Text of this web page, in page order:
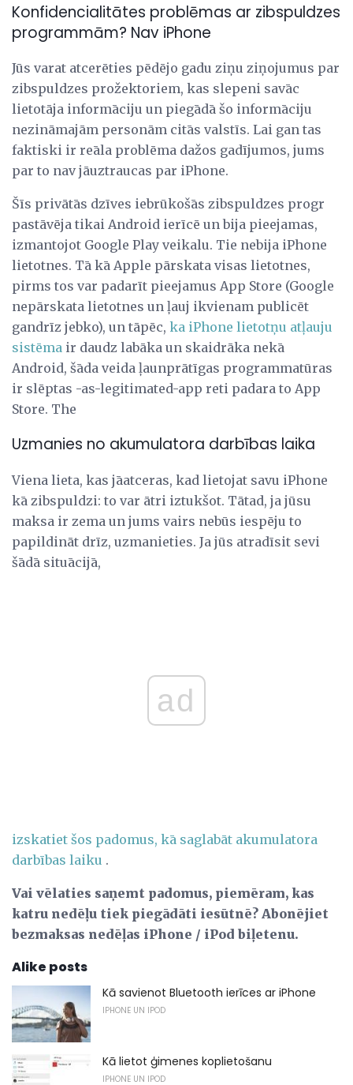
Konfidencialitātes problēmas ar zibspuldzes
programmām? Nav iPhone
Jūs varat atcerēties pēdējo gadu ziņu ziņojumus par
zibspuldzes prožektoriem, kas slepeni savāc
lietotāja informāciju un piegādā šo informāciju
nezināmajām personām citās valstīs. Lai gan tas
faktiski ir reāla problēma dažos gadījumos, jums
par to nav jāuztraucas par iPhone.
Šīs privātās dzīves iebrūkošās zibspuldzes progr
pastāvēja tikai Android ierīcē un bija pieejamas,
izmantojot Google Play veikalu. Tie nebija iPhone
lietotnes. Tā kā Apple pārskata visas lietotnes,
pirms tos var padarīt pieejamus App Store (Google
nepārskata lietotnes un ļauj ikvienam publicēt
gandrīz jebko), un tāpēc, ka iPhone lietotņu atļauju
sistēma ir daudz labāka un skaidrāka nekā
Android, šāda veida ļaunprātīgas programmatūras
ir slēptas -as-legitimated-app reti padara to App
Store. The
Uzmanies no akumulatora darbības laika
Viena lieta, kas jāatceras, kad lietojat savu iPhone
kā zibspuldzi: to var ātri iztukšot. Tātad, ja jūsu
maksa ir zema un jums vairs nebūs iespēju to
papildināt drīz, uzmanieties. Ja jūs atradīsit sevi
šādā situācijā,
ad
izskatiet šos padomus, kā saglabāt akumulatora
darbības laiku .
Vai vēlaties saņemt padomus, piemēram, kas
katru nedēļu tiek piegādāti iesūtnē? Abonējiet
bezmaksas nedēļas iPhone / iPod biļetenu.
Alike posts
Kā savienot Bluetooth ierīces ar iPhone
IPHONE UN IPOD
Kā lietot ģimenes koplietošanu
IPHONE UN IPOD